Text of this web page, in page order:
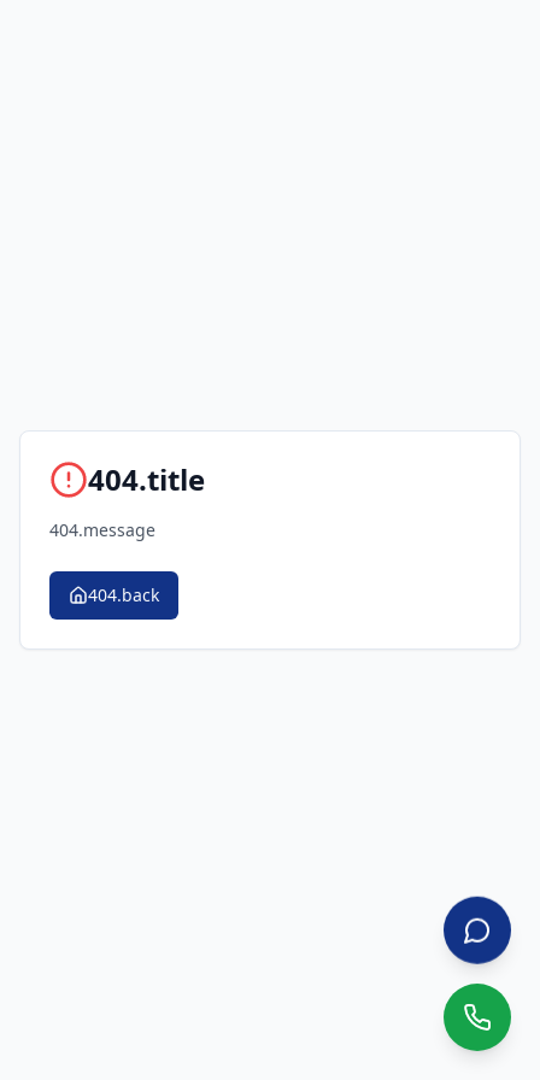
404.title
404.message
404.back